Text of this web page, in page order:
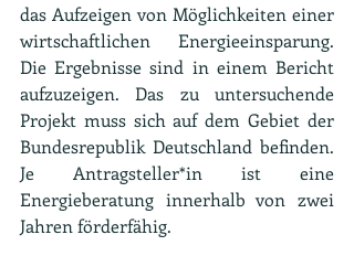
das Aufzeigen von Möglichkeiten einer
wirtschaftlichen Energieeinsparung.
Die Ergebnisse sind in einem Bericht
aufzuzeigen. Das zu untersuchende
Projekt muss sich auf dem Gebiet der
Bundesrepublik Deutschland befinden.
Je Antragsteller*in ist eine
Energieberatung innerhalb von zwei
Jahren förderfähig.